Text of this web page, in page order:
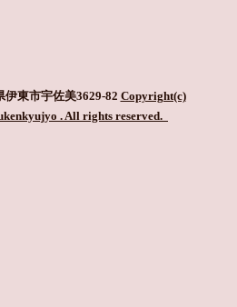
東市宇佐美3629-82 Copyright(c)
. All rights reserved.